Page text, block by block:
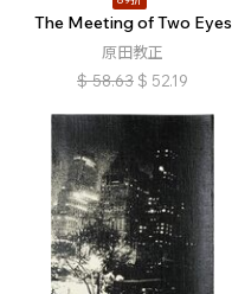
The Meeting of Two Eyes
原田教正
$ 58.63 $ 52.19